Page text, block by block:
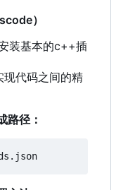
）
装基本的c++插
代码之间的精
路径 ：